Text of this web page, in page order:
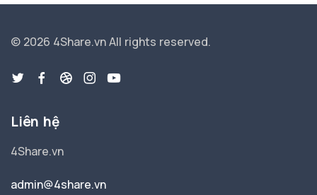
© 2026 4Share.vnAll rights reserved.
Liên hệ
4Share.vn
admin@4share.vn